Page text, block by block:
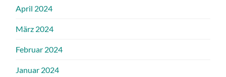
April 2024
März 2024
Februar 2024
Januar 2024